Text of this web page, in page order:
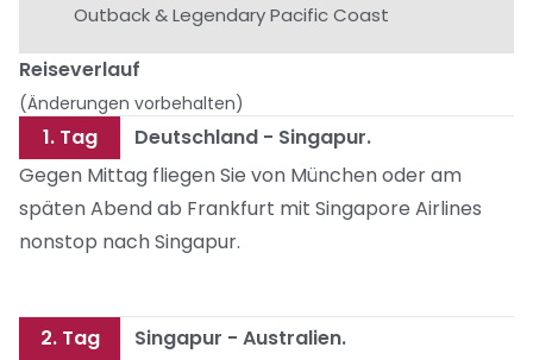
Outback & Legendary Pacific Coast
Reiseverlauf
(Änderungen vorbehalten)
1. Tag
Deutschland - Singapur.
Gegen Mittag fliegen Sie von München oder am
späten Abend ab Frankfurt mit Singapore Airlines
nonstop nach Singapur.
2. Tag
Singapur - Australien.